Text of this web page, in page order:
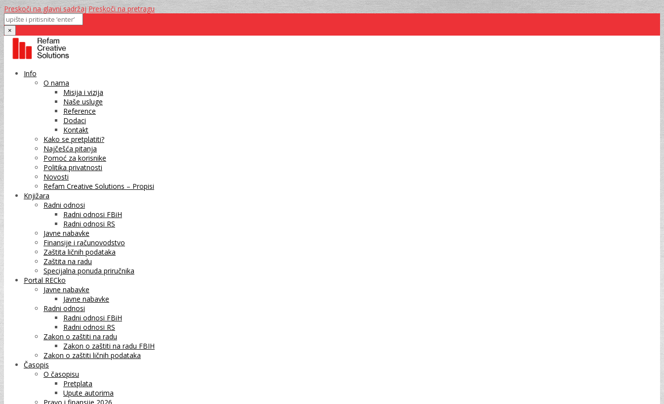
Preskoči na glavni sadržaj Preskoči na pretragu
×
Info
O nama
Misija i vizija
Naše usluge
Reference
Dodaci
Kontakt
Kako se pretplatiti?
Najčešća pitanja
Pomoć za korisnike
Politika privatnosti
Novosti
Refam Creative Solutions – Propisi
Knjižara
Radni odnosi
Radni odnosi FBiH
Radni odnosi RS
Javne nabavke
Finansije i računovodstvo
Zaštita ličnih podataka
Zaštita na radu
Specijalna ponuda priručnika
Portal RECko
Javne nabavke
Javne nabavke
Radni odnosi
Radni odnosi FBiH
Radni odnosi RS
Zakon o zaštiti na radu
Zakon o zaštiti na radu FBIH
Zakon o zaštiti ličnih podataka
Časopis
O časopisu
Pretplata
Upute autorima